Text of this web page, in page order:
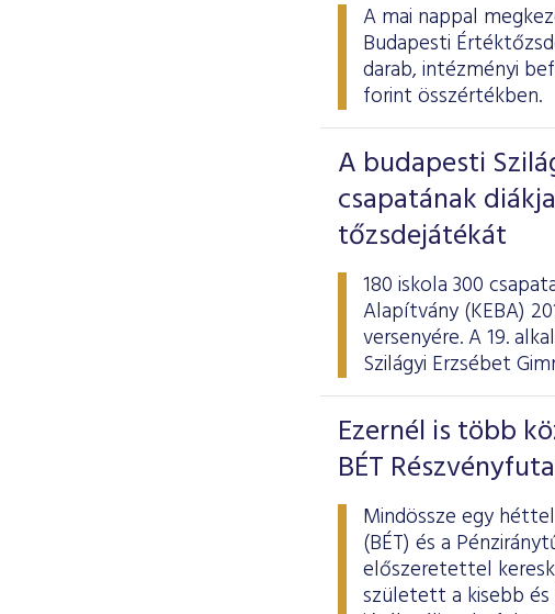
A mai nappal
Budapesti
darab, intézményi
forint összértékben.
A budapesti
csapatának
tőzsdejátékát
180 iskola 300
Alapítvány (KEBA)
versenyére. A 19.
Szilágyi Erzsébet
Ezernél is több
BÉT
Mindössze egy
(BÉT) és a
előszeretettel
született a kisebb